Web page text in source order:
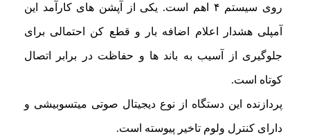
روی سیستم ۴ اهم است. یکی از آپشن های کارآمد این
آمپلی هشدار اعلام اضافه بار و قطع کن احتمالی برای
جلوگیری از آسیب به باند ها و حفاظت در برابر اتصال
کوتاه است.
پردازنده این دستگاه از نوع دیجیتال صوتی میتسوبیشی و
دارای کنترل ولوم تاخیر پیوسته است.